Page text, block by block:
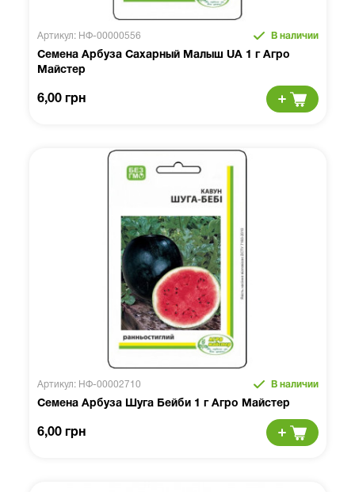
Артикул: НФ-00000556 В наличии
Семена Арбуза Сахарный Малыш UA 1 г Агро
Майстер
6,00 грн
Артикул: НФ-00002710 В наличии
Семена Арбуза Шуга Бейби 1 г Агро Майстер
6,00 грн